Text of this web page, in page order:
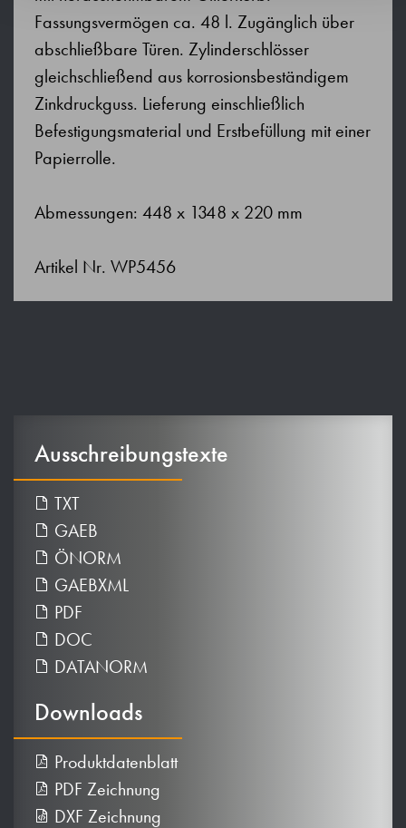
Fassungsvermögen ca. 48 l. Zugänglich über
abschließbare Türen. Zylinderschlösser
gleichschließend aus korrosionsbeständigem
Zinkdruckguss. Lieferung einschließlich
Befestigungsmaterial und Erstbefüllung mit einer
Papierrolle.
Abmessungen: 448 x 1348 x 220 mm
Artikel Nr. WP5456
Ausschreibungstexte
TXT
GAEB
ÖNORM
GAEBXML
PDF
DOC
DATANORM
Downloads
Produktdatenblatt
PDF Zeichnung
DXF Zeichnung